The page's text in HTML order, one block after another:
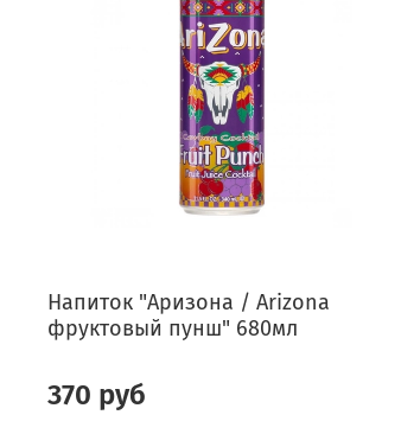
Напиток "Аризона / Arizona
фруктовый пунш" 680мл
370 руб